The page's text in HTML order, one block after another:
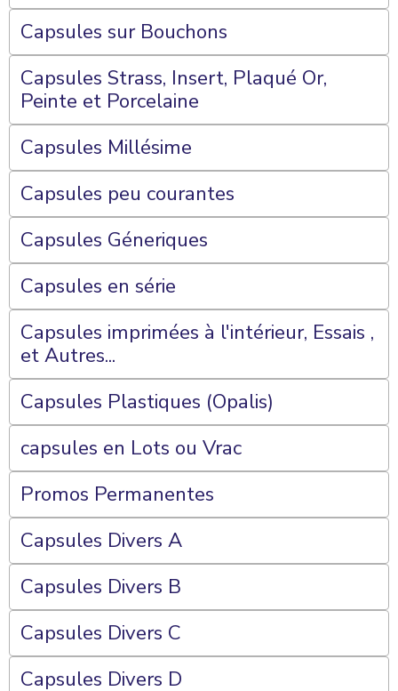
Capsules sur Bouchons
Capsules Strass, Insert, Plaqué Or,
Peinte et Porcelaine
Capsules Millésime
Capsules peu courantes
Capsules Géneriques
Capsules en série
Capsules imprimées à l'intérieur, Essais ,
et Autres...
Capsules Plastiques (Opalis)
capsules en Lots ou Vrac
Promos Permanentes
Capsules Divers A
Capsules Divers B
Capsules Divers C
Capsules Divers D